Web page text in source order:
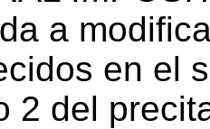
a
en el
2 del